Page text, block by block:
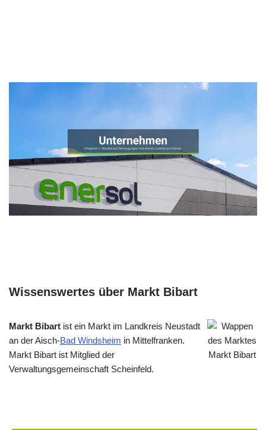
Wissenswertes über Markt Bibart
Markt Bibart ist ein Markt im Landkreis Neustadt
an der Aisch-Bad Windsheim in Mittelfranken.
Markt Bibart ist Mitglied der
Verwaltungsgemeinschaft Scheinfeld.